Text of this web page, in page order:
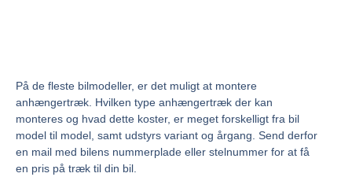
På de fleste bilmodeller, er det muligt at montere
anhængertræk. Hvilken type anhængertræk der kan
monteres og hvad dette koster, er meget forskelligt fra bil
model til model, samt udstyrs variant og årgang. Send derfor
en mail med bilens nummerplade eller stelnummer for at få
en pris på træk til din bil.